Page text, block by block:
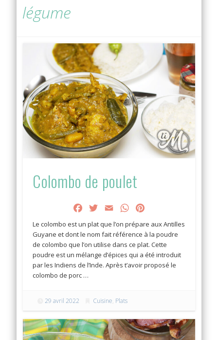
légume
Colombo de poulet
FacebookTwitter
Email WhatsApp
Le colombo est un plat que l’on prépare aux Antilles
Guyane et dont le nom fait référence à la poudre
de colombo que l’on utilise dans ce plat. Cette
poudre est un mélange d’épices qui a été introduit
par les Indiens de l’Inde. Après t’avoir proposé le
colombo de porc …
29 avril 2022 Cuisine, Plats